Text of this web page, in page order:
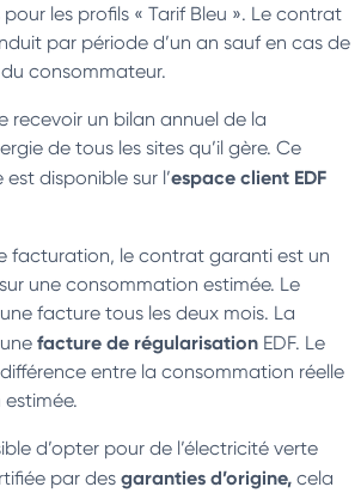
pour les profils « Tarif Bleu ». Le contrat
par période d’un an sauf en cas de
consommateur.
recevoir un bilan annuel de la
de tous les sites qu’il gère. Ce
disponible sur l’espace client EDF
facturation, le contrat garanti est un
une consommation estimée. Le
facture tous les deux mois. La
facture de régularisation EDF. Le
entre la consommation réelle
d’opter pour de l’électricité verte
par des garanties d’origine, cela